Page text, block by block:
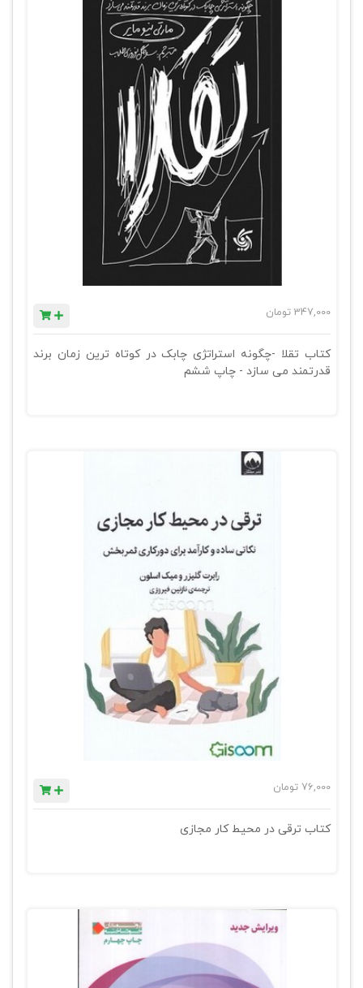
347,000 تومان
کتاب تقلا -چگونه استراتژی چابک در کوتاه ترین زمان برند
قدرتمند می سازد - چاپ ششم
76,000 تومان
کتاب ترقی در محیط کار مجازی